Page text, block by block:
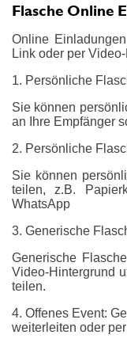
Flasche Online
Online
Link oder per
1. Persönliche
Sie können
an Ihre Empfänger
2. Persönliche
Sie können
teilen, z.B.
WhatsApp
3. Generische
Generische
Video-Hintergrund
teilen.
4. Offenes Event:
weiterleiten oder